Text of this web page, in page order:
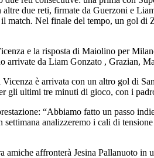
due reti, firmate da Guerzoni e
Nel finale del tempo, un gol
e la risposta di Maiolino per
arrivate da Liam Gonzato , Grazian,
è arrivata con un altro gol di
ultimi tre minuti di gioco, con i
“Abbiamo fatto un passo
analizzeremo i cali di
affronterà Jesina Pallanuoto